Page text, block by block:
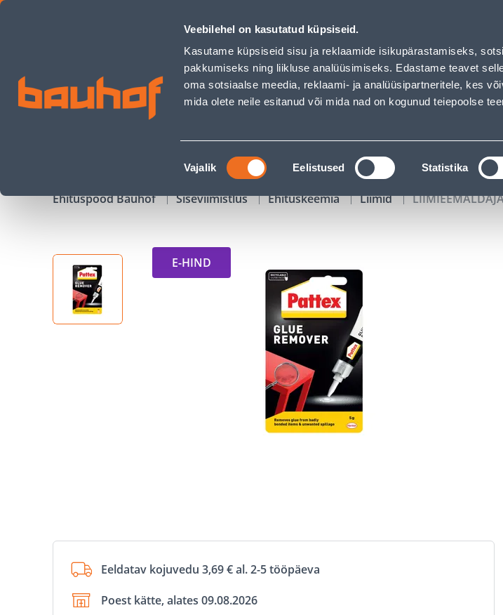
Veebilehel on kasutatud küpsiseid.
Kasutame küpsiseid sisu ja reklaamide isikupärastamiseks,
pakkumiseks ning liikluse analüüsimiseks. Edastame teavet
oma sotsiaalse meedia, reklaami- ja analüüsipartneritele, kes
mida olete neile esitanud või mida nad on kogunud teiepoolse
Nõusoleku
valik
Vajalik Eelistused Statistika
LIIMIEEMALDAJA PATTEX - Bauhof has loaded
Äriklienditeenindus Klienditeenindus Teenused Karjäärileht
OTSI
KAMPAANIAD KATALOOGID
Ehituspood Bauhof Siseviimistlus Ehituskeemia Liimid
E-HIND
Eeldatav kojuvedu 3,69 € al. 2-5 tööpäeva
Poest kätte, alates 09.08.2026